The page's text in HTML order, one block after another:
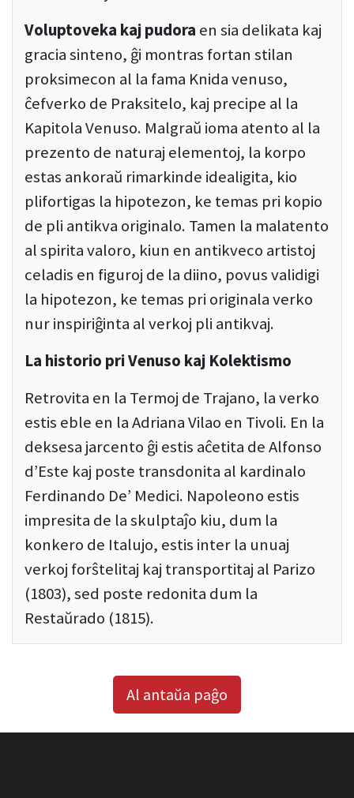
Voluptoveka kaj pudora en sia delikata kaj
gracia sinteno, ĝi montras fortan stilan
proksimecon al la fama Knida venuso,
ĉefverko de Praksitelo, kaj precipe al la
Kapitola Venuso. Malgraŭ ioma atento al la
prezento de naturaj elementoj, la korpo
estas ankoraŭ rimarkinde idealigita, kio
plifortigas la hipotezon, ke temas pri kopio
de pli antikva originalo. Tamen la malatento
al spirita valoro, kiun en antikveco artistoj
celadis en figuroj de la diino, povus validigi
la hipotezon, ke temas pri originala verko
nur inspiriĝinta al verkoj pli antikvaj.
La historio pri Venuso kaj Kolektismo
Retrovita en la Termoj de Trajano, la verko
estis eble en la Adriana Vilao en Tivoli. En la
deksesa jarcento ĝi estis aĉetita de Alfonso
d’Este kaj poste transdonita al kardinalo
Ferdinando De’ Medici. Napoleono estis
impresita de la skulptaĵo kiu, dum la
konkero de Italujo, estis inter la unuaj
verkoj forŝtelitaj kaj transportitaj al Parizo
(1803), sed poste redonita dum la
Restaŭrado (1815).
Al antaŭa paĝo